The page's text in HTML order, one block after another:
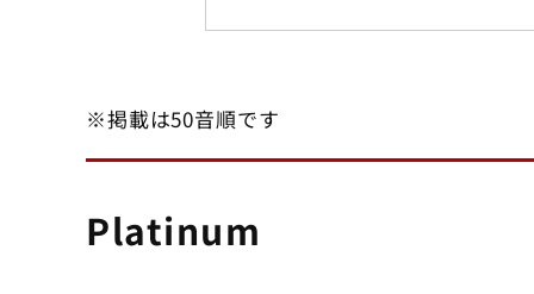
※掲載は50音順です
Platinum